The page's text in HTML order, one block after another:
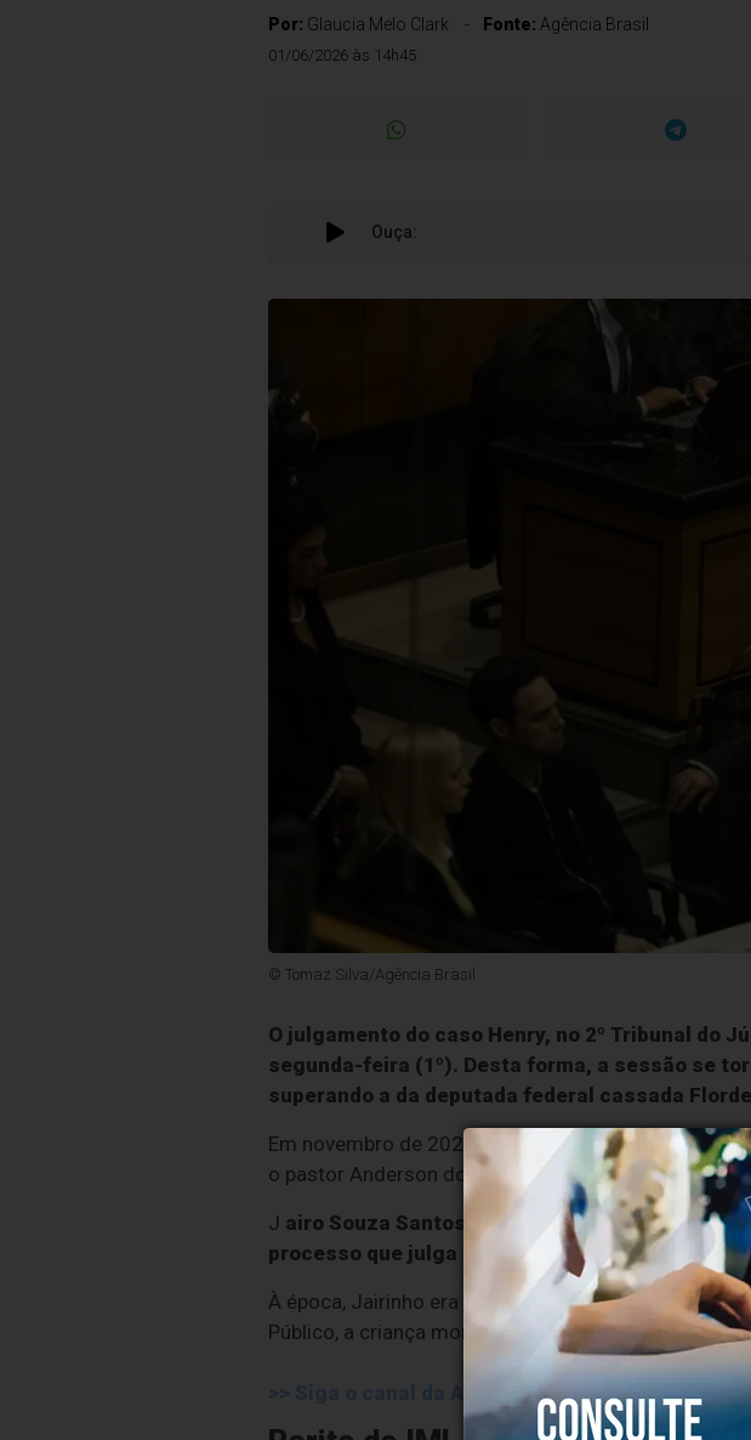
Por: Glaucia Melo Clark Fonte: Agência Brasil
01/06/2026 às 14h45
Ouça:
© Tomaz Silva/Agência Brasil
O julgamento do caso Henry, no 2º Tribunal do
segunda-feira (1º). Desta forma, a sessão se
superando a da deputada federal cassada
Em novembro de 2022, a ex-parlamentar foi
o pastor Anderson do Carmo.
J airo Souza Santos Júnior, conhecido como
processo que julga a morte do filho dela, Henry
À época, Jairinho era vereador, eleito no quinto
Público, a criança morreu após agressões de
Agência Brasilno WhatsApp